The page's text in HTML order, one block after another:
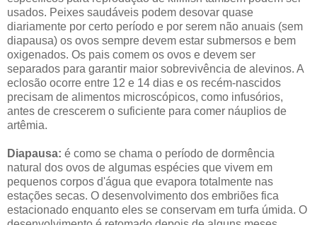
usados. Peixes saudáveis podem desovar quase
diariamente por certo período e por serem não anuais (sem
diapausa) os ovos sempre devem estar submersos e bem
oxigenados. Os pais comem os ovos e devem ser
separados para garantir maior sobrevivência de alevinos. A
eclosão ocorre entre 12 e 14 dias e os recém-nascidos
precisam de alimentos microscópicos, como infusórios,
antes de crescerem o suficiente para comer náuplios de
artêmia.
Diapausa: é como se chama o período de dormência
natural dos ovos de algumas espécies que vivem em
pequenos corpos d'água que evapora totalmente nas
estações secas. O desenvolvimento dos embriões fica
estacionado enquanto eles se conservam em turfa úmida. O